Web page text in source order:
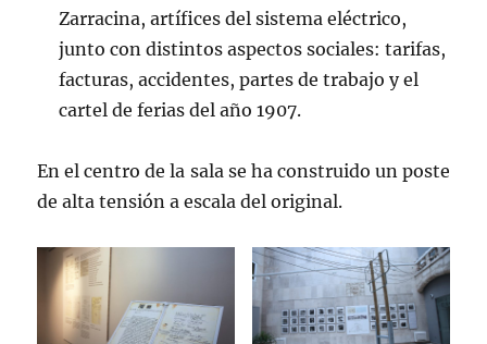
Zarracina, artífices del sistema eléctrico,
junto con distintos aspectos sociales: tarifas,
facturas, accidentes, partes de trabajo y el
cartel de ferias del año 1907.
En el centro de la sala se ha construido un poste
de alta tensión a escala del original.